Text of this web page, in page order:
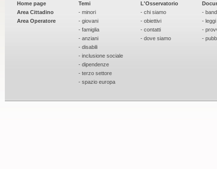
Home page
Area Cittadino
Area Operatore
Temi
- minori
- giovani
- famiglia
- anziani
- disabili
- inclusione sociale
- dipendenze
- terzo settore
- spazio europa
L'Osservatorio
- chi siamo
- obiettivi
- contatti
- dove siamo
-
- leggi
-
-